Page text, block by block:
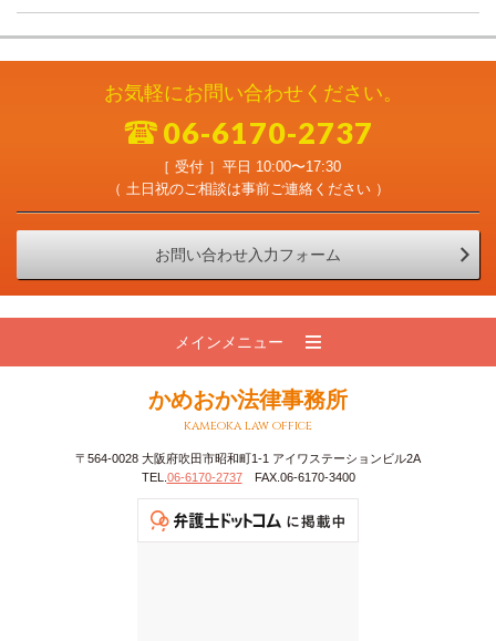
お気軽にお問い合わせください。
06-6170-2737
［ 受付 ］平日 10:00〜17:30
（ 土日祝のご相談は事前ご連絡ください ）
お問い合わせ入力フォーム
メインメニュー
かめおか法律事務所
kameoka law office
〒564-0028 大阪府吹田市昭和町1-1 アイワステーションビル2A
TEL. 06-6170-2737FAX.06-6170-3400